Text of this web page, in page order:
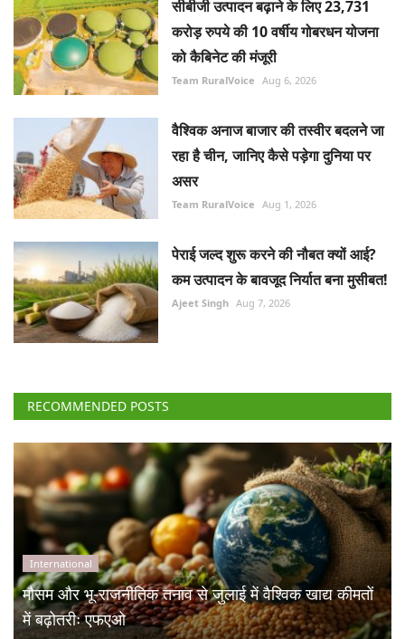
सीबीजी उत्पादन बढ़ाने के लिए 23,731
करोड़ रुपये की 10 वर्षीय गोबरधन योजना
को कैबिनेट की मंजूरी
Team RuralVoice Aug 6, 2026
वैश्विक अनाज बाजार की तस्वीर बदलने जा
रहा है चीन, जानिए कैसे पड़ेगा दुनिया पर
असर
Team RuralVoice Aug 1, 2026
पेराई जल्द शुरू करने की नौबत क्यों आई?
कम उत्पादन के बावजूद निर्यात बना मुसीबत!
Ajeet Singh Aug 7, 2026
RECOMMENDED POSTS
International
मौसम और भू-राजनीतिक तनाव से जुलाई में वैश्विक खाद्य कीमतों
में बढ़ोतरीः एफएओ